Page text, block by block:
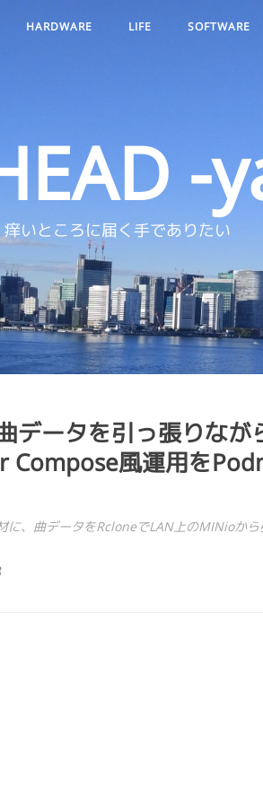
HARDWARE LIFE SOFTWARE
-
痒いところに届く手でありたい
データを引っ張りなが
Compose風運用を
、曲データをRcloneでLAN上のMINioから